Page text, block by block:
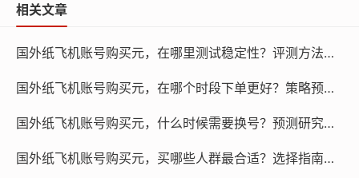
纸飞机账号购买, 在线购买tg账号, 电报聊天账号购买,wdd
相关文章
国外纸飞机账号购买元，在哪里测试稳定性？评测方法与列表！
国外纸飞机账号购买元，在哪个时段下单更好？策略预测与指南！
国外纸飞机账号购买元，什么时候需要换号？预测研究与策略！
国外纸飞机账号购买元，买哪些人群最合适？选择指南与推荐！